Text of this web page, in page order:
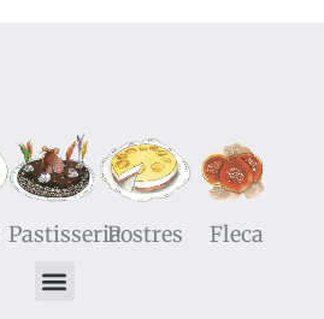
PastisseriaPostres Fleca